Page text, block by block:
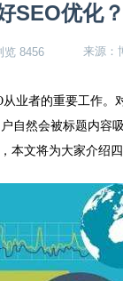
SEO优化
览 8456 来源：
从业者的重要工作。
自然会被标题内容
本文将为大家介绍